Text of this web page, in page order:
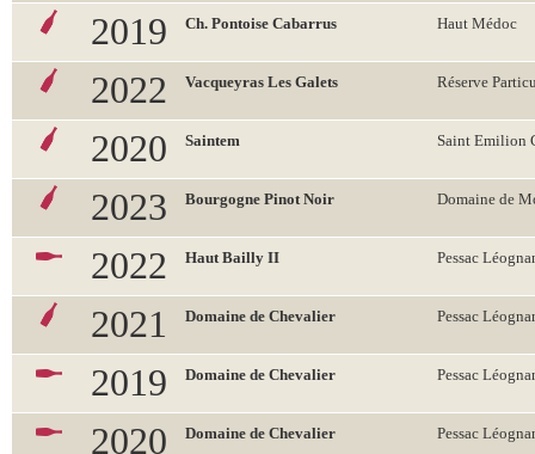
2019 Ch. Pontoise Cabarrus Haut Médoc
2022 Vacqueyras Les Galets Réserve
2020 Saintem Saint Emilion
2023 Bourgogne Pinot Noir Domaine de
2022 Haut Bailly II Pessac
2021 Domaine de Chevalier Pessac
2019 Domaine de Chevalier Pessac
2020 Domaine de Chevalier Pessac